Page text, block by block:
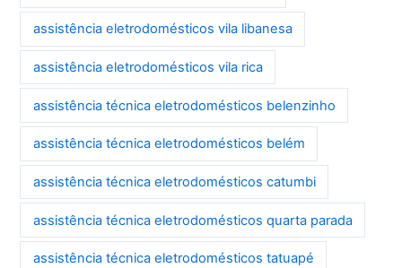
assistência eletrodomésticos vila libanesa
assistência eletrodomésticos vila rica
assistência técnica eletrodomésticos belenzinho
assistência técnica eletrodomésticos belém
assistência técnica eletrodomésticos catumbi
assistência técnica eletrodomésticos quarta parada
assistência técnica eletrodomésticos tatuapé